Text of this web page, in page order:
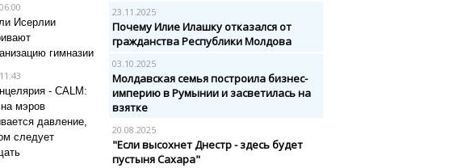
Исерлии
гимназии
- CALM:
мэров
давление,
следует
23.11.2025
Почему Илие Илашку отказался от
гражданства Республики Молдова
03.10.2025
Молдавская семья построила бизнес-
империю в Румынии и засветилась на
взятке
20.08.2025
"Если высохнет Днестр - здесь будет
пустыня Сахара"